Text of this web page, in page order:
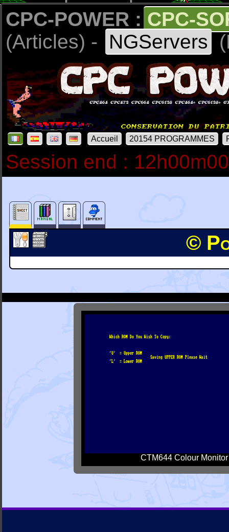
CPC-POWER : CPC-
(Articles) -
NGServers
Accueil 20154 PROGRAMMES
Session end :
©
CTM644 Colour Monitor